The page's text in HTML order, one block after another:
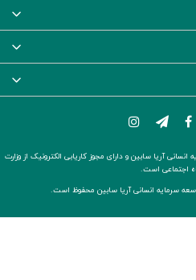
آریا سابین و دارای مجوز کاریابی الکترونیک از وزارت
اجتماعی است.
سرمایه انسانی آریا سابین محفوظ است.